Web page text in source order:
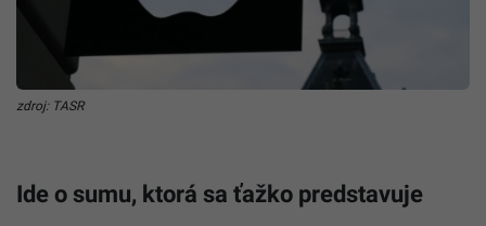
zdroj: TASR
Ide o sumu, ktorá sa ťažko predstavuje